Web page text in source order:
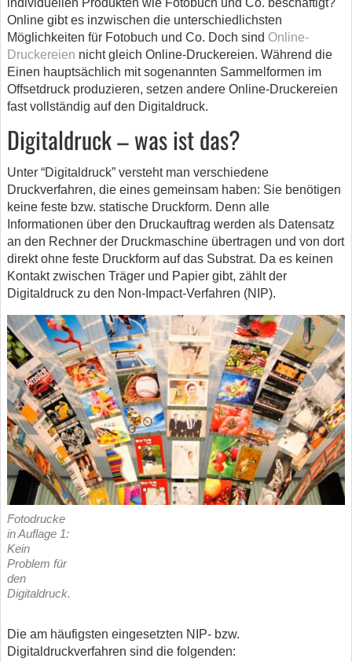
individuellen Produkten wie Fotobuch und Co. beschäftigt?
Online gibt es inzwischen die unterschiedlichsten
Möglichkeiten für Fotobuch und Co. Doch sind Online-
Druckereien nicht gleich Online-Druckereien. Während die
Einen hauptsächlich mit sogenannten Sammelformen im
Offsetdruck produzieren, setzen andere Online-Druckereien
fast vollständig auf den Digitaldruck.
Digitaldruck – was ist das?
Unter “Digitaldruck” versteht man verschiedene
Druckverfahren, die eines gemeinsam haben: Sie benötigen
keine feste bzw. statische Druckform. Denn alle
Informationen über den Druckauftrag werden als Datensatz
an den Rechner der Druckmaschine übertragen und von dort
direkt ohne feste Druckform auf das Substrat. Da es keinen
Kontakt zwischen Träger und Papier gibt, zählt der
Digitaldruck zu den Non-Impact-Verfahren (NIP).
Fotodrucke
in Auflage 1:
Kein
Problem für
den
Digitaldruck.
Die am häufigsten eingesetzten NIP- bzw.
Digitaldruckverfahren sind die folgenden: